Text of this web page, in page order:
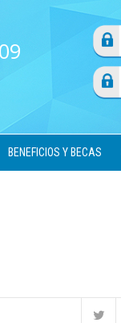
BENEFICIOS Y BECAS